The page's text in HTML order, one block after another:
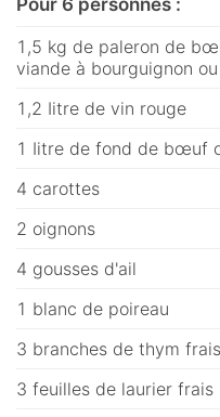
Pour 6 personnes :
1,5 kg de paleron de
viande à bourguignon
1,2 Iitre de vin rouge
1 Iitre de fond de bœuf
4 carottes
2 oignons
4 gousses d'ail
1 blanc de poireau
3 branches de thym frais
3 feuilles de laurier frais